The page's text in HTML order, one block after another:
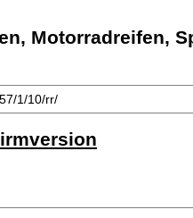
Motorradreifen,
1/10/rr/